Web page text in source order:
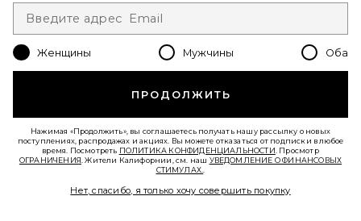
ПАТЧИ ДЛЯ ГЛАЗ JET LAG
Summer Fridays
$50
Женщины Мужчины Оба
ПРОДОЛЖИТЬ
Нажимая «Продолжить», вы соглашаетесь получать нашу рассылку о новых
поступлениях, распродажах и акциях. Вы можете отказаться от подписки в любое
время. Посмотреть ПОЛИТИКА КОНФИДЕНЦИАЛЬНОСТИ . Просмотр
ОГРАНИЧЕНИЯ . Жители Калифорнии, см. наш УВЕДОМЛЕНИЕ О ФИНАНСОВЫХ
СТИМУЛАХ.
Нет, спасибо, я только хочу совершить покупку